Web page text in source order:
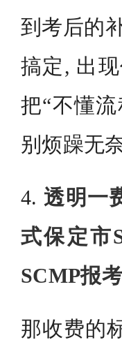
到考后的
搞定, 出
把“不懂
别烦躁无
4. 透明一
式保定市
SCMP报
那收费的